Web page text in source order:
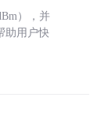
），并
助用户快